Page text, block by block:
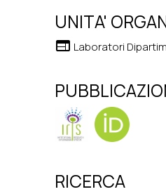
UNITA'
web Laboratori
RICERCA